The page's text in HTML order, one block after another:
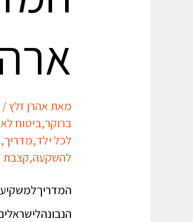
מאתאהרן זלץ /
ברוקר,ביטוח
לכל ילד,מדריך,
להשקעה,קצבת
המדריךלמשקיע